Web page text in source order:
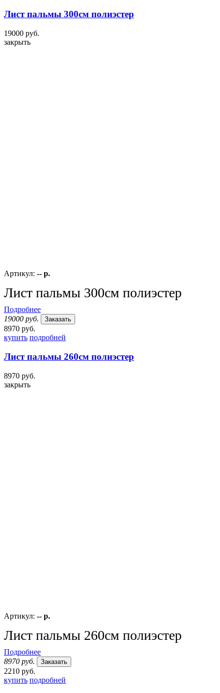
Лист пальмы 300см полиэстер
19000 руб.
закрыть
Артикул: -- р.
Лист пальмы 300см полиэстер
Подробнее
19000 руб.
Заказать
8970 руб.
купить подробней
Лист пальмы 260см полиэстер
8970 руб.
закрыть
Артикул: -- р.
Лист пальмы 260см полиэстер
Подробнее
8970 руб.
Заказать
2210 руб.
купить подробней